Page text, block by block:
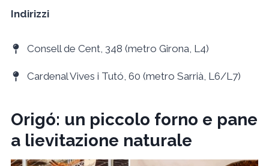
Indirizzi
Consell de Cent, 348 (metro Girona, L4)
Cardenal Vives i Tutó, 60 (metro Sarrià, L6/L7)
Origó: un piccolo forno e pane
a lievitazione naturale